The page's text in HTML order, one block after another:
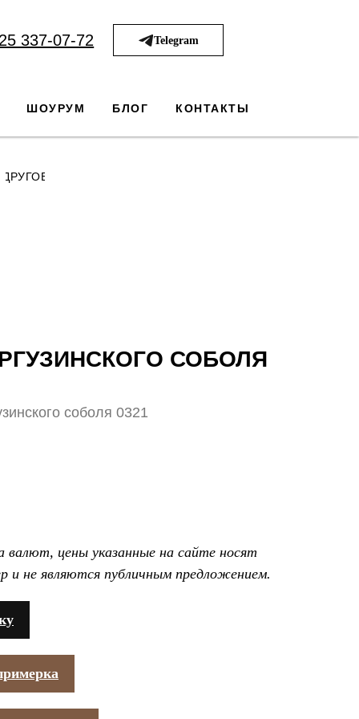
337-07-72 Telegram
ШОУРУМ БЛОГ КОНТАКТЫ
ДРУГОЕ
СОБОЛЯ
соболя 0321
валют, цены указанные на сайте носят
и не являются публичным предложением.